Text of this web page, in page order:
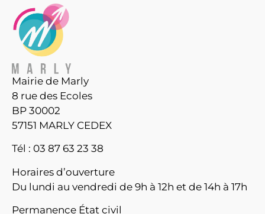
Mairie de Marly
8 rue des Ecoles
BP 30002
57151 MARLY CEDEX
Tél : 03 87 63 23 38
Horaires d’ouverture
Du lundi au vendredi de 9h à 12h et de 14h à 17h
Permanence État civil